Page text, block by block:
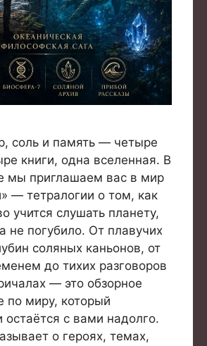
соль и память — четыре
книги, одна вселенная. В
мы приглашаем вас в мир
— тетралогии о том, как
учится слушать планету,
не погубило. От плавучих
соляных каньонов, от
до тихих разговоров
— это обзорное
по миру, который
остаётся с вами надолго.
о героях, темах,